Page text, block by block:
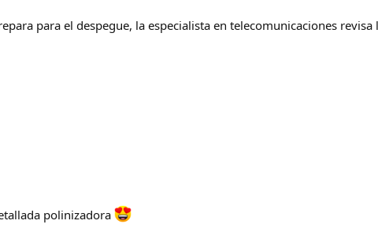
para el despegue, la especialista en telecomunicaciones
polinizadora